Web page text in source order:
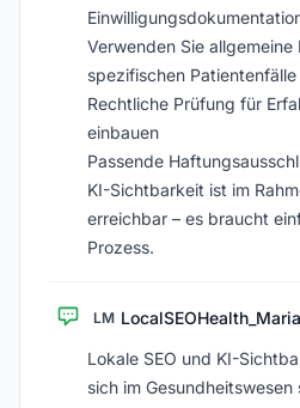
Verwenden Sie allgemeine
spezifischen
Rechtliche Prüfung für
einbauen
Passende
KI-Sichtbarkeit ist im
erreichbar – es braucht
Prozess.
LM LocalSEOHealth_Maria
Lokale SEO und KI-
sich im Gesundheitswesen